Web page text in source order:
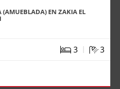
(AMUEBLADA) EN ZAKIA EL
3 | 3